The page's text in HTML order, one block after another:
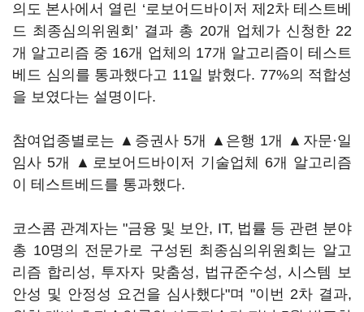
의도 본사에서 열린 ‘로보어드바이저 제2차 테스트베
드 최종심의위원회’ 결과 총 20개 업체가 신청한 22
개 알고리즘 중 16개 업체의 17개 알고리즘이 테스트
베드 심의를 통과했다고 11일 밝혔다. 77%의 적합성
을 보였다는 설명이다.
참여업종별로는 ▲증권사 5개 ▲은행 1개 ▲자문·일
임사 5개 ▲로보어드바이저 기술업체 6개 알고리즘
이 테스트베드를 통과했다.
코스콤 관계자는 "금융 및 보안, IT, 법률 등 관련 분야
총 10명의 전문가로 구성된 최종심의위원회는 알고
리즘 합리성, 투자자 맞춤성, 법규준수성, 시스템 보
안성 및 안정성 요건을 심사했다"며 "이번 2차 결과,